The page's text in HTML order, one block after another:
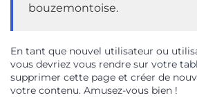
bouzemontoise.
En tant que nouvel utilisateur ou
vous devriez vous rendre sur votre
supprimer cette page et créer de
votre contenu. Amusez-vous bien !